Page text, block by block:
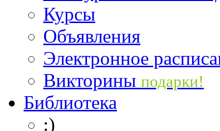
Курсы
Объявления
Электронное
Викторины подарки!
Библиотека
:)